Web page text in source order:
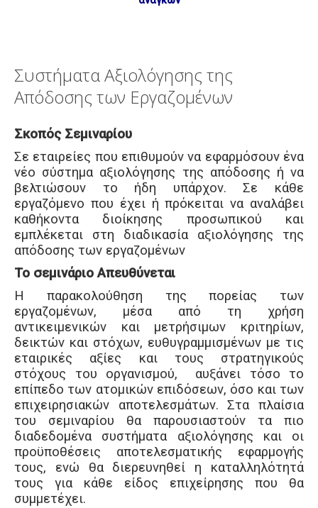
Συστήματα Αξιολόγησης της
Απόδοσης των Εργαζομένων
Σκοπός Σεμιναρίου
Σε εταιρείες που επιθυμούν να εφαρμόσουν ένα
νέο σύστημα αξιολόγησης της απόδοσης ή να
βελτιώσουν το ήδη υπάρχον. Σε κάθε
εργαζόμενο που έχει ή πρόκειται να αναλάβει
καθήκοντα διοίκησης προσωπικού και
εμπλέκεται στη διαδικασία αξιολόγησης της
απόδοσης των εργαζομένων
Το σεμινάριο Απευθύνεται
Η παρακολούθηση της πορείας των
εργαζομένων, μέσα από τη χρήση
αντικειμενικών και μετρήσιμων κριτηρίων,
δεικτών και στόχων, ευθυγραμμισμένων με τις
εταιρικές αξίες και τους στρατηγικούς
στόχους του οργανισμού, αυξάνει τόσο το
επίπεδο των ατομικών επιδόσεων, όσο και των
επιχειρησιακών αποτελεσμάτων. Στα πλαίσια
του σεμιναρίου θα παρουσιαστούν τα πιο
διαδεδομένα συστήματα αξιολόγησης και οι
προϋποθέσεις αποτελεσματικής εφαρμογής
τους, ενώ θα διερευνηθεί η καταλληλότητά
τους για κάθε είδος επιχείρησης που θα
συμμετέχει.